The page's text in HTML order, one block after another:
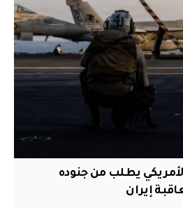
يطلب من جنوده
إيران